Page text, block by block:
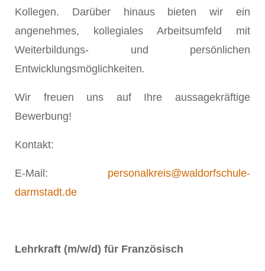
Kollegen. Darüber hinaus bieten wir ein
angenehmes, kollegiales Arbeitsumfeld mit
Weiterbildungs- und persönlichen
Entwicklungsmöglichkeiten.
Wir freuen uns auf Ihre aussagekräftige
Bewerbung!
Kontakt:
E-Mail: personalkreis@waldorfschule-
darmstadt.de
Lehrkraft (m/w/d) für Französisch